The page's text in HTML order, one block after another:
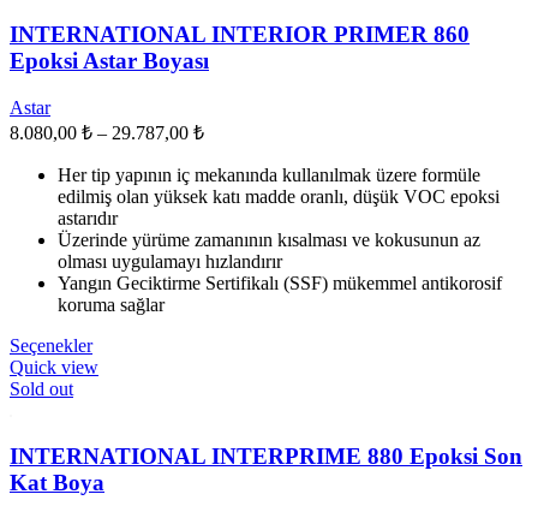
var.
Seçenekler
ürün
INTERNATIONAL INTERIOR PRIMER 860
Epoksi Astar Boyası
Astar
8.080,00 ₺ – 29.787,00 ₺Fiyat
8.080,00 ₺
-
Her tip yapının iç mekanında kullanılmak üzere formüle
edilmiş olan yüksek katı madde oranlı, düşük VOC epoksi
astarıdır
Üzerinde yürüme zamanının kısalması ve kokusunun az
olması uygulamayı hızlandırır
Yangın Geciktirme Sertifikalı (SSF) mükemmel antikorosif
koruma sağlar
SeçeneklerBu
ürünün
var.
ürün
Quick view
Sold out
INTERNATIONAL INTERPRIME 880 Epoksi Son
Kat Boya